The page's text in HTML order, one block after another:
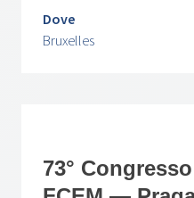
Dove
Bruxelles
73°